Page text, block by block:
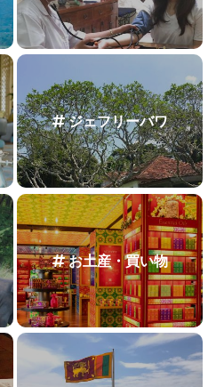
ジェフリーバワ
お土産・買い物